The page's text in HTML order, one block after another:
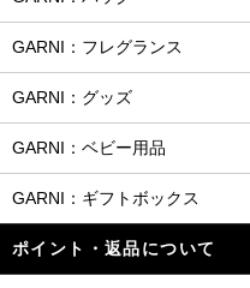
GARNI：フレグランス
GARNI：グッズ
GARNI：ベビー用品
GARNI：ギフトボックス
ポイント・返品について